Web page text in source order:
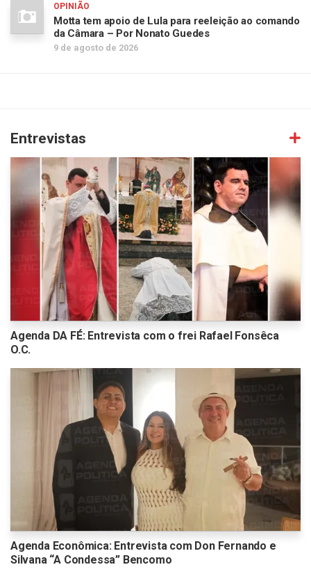
OPINIÃO
Motta tem apoio de Lula para reeleição ao comando
da Câmara – Por Nonato Guedes
9 de agosto de 2026
Entrevistas
Agenda DA FÉ: Entrevista com o frei Rafael Fonsêca
O.C.
Agenda Econômica: Entrevista com Don Fernando e
Silvana “A Condessa” Bencomo